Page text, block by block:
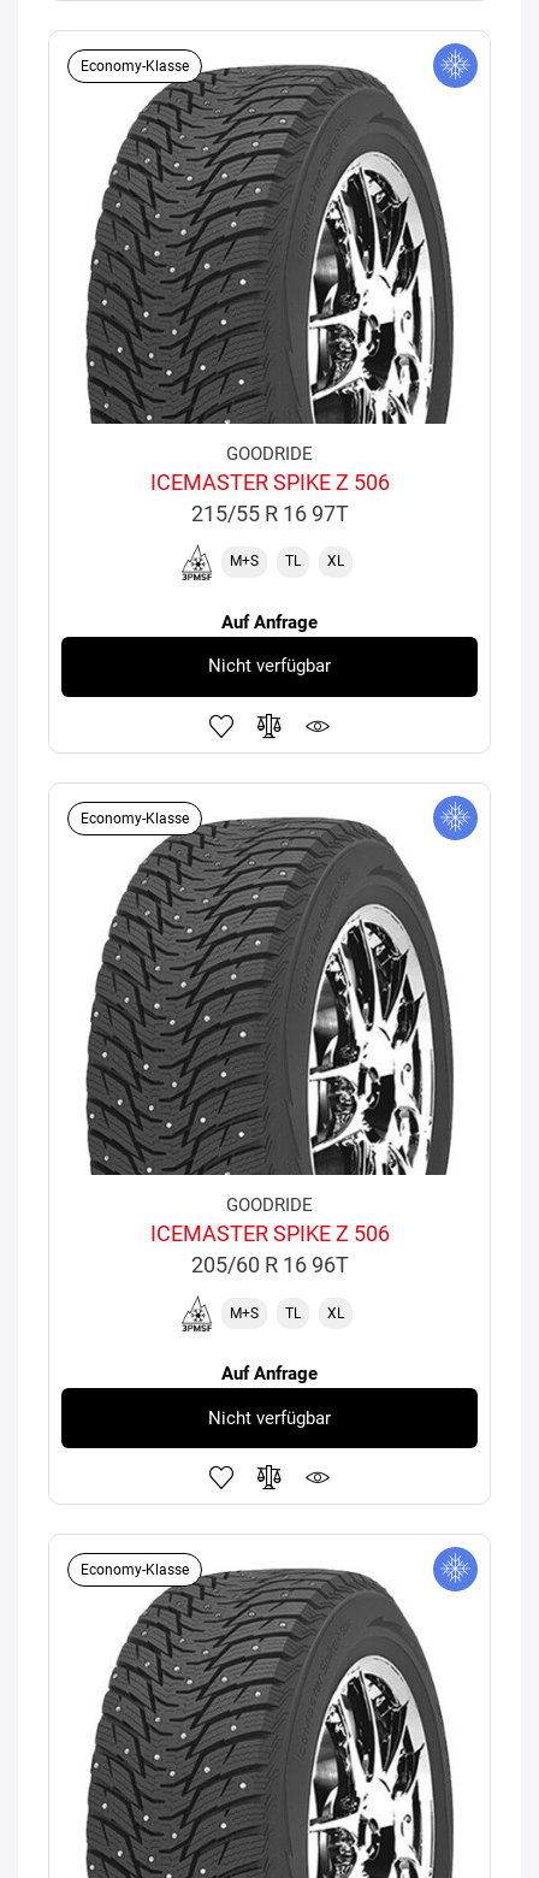
Economy-Klasse
GOODRIDE
ICEMASTER SPIKE Z 506
215/55 R 16 97T
M+S TL XL
Auf Anfrage
Nicht verfügbar
Economy-Klasse
GOODRIDE
ICEMASTER SPIKE Z 506
205/60 R 16 96T
M+S TL XL
Auf Anfrage
Nicht verfügbar
Economy-Klasse